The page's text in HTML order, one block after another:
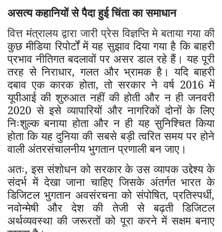
असत्य कहानियों से पैदा हुई चिंता का समाधान
वित्त मंत्रालय द्वारा जारी प्रेस विज्ञप्ति मे बताया गया की
कुछ मीडिया रिपोर्टों में यह सुझाव दिया गया है कि बाहरी
प्रभाव नीतिगत बदलावों पर असर डाल रहे हैं। यह पूरी
तरह से निराधार,गलत और भ्रामक है। यदि बाहरी
दबाव एक कारक होता,तो सरकार ने वर्ष 2016में
यूपीआई की शुरुआत नहीं की होती और न ही जनवरी
2020से इसे व्यापारियों और नागरिकों दोनों के लिए
निःशुल्क बनाया होता और न ही यह सुनिश्चित किया
होता कि यह दुनिया की सबसे बड़ी त्वरित समय पर होने
वाली अंतरसंचालनीय भुगतान प्रणाली बन जाए।
अतः,इस संशोधन को सरकार के उस व्यापक उद्देश्य के
संदर्भ में देखा जाना चाहिए जिसके अंतर्गत भारत के
डिजिटल भुगतान अवसंरचना को संपोषित,प्रतिस्पर्धी,
नवोन्मेषी और देश की तेजी से बढ़ती डिजिटल
अर्थव्यवस्था की जरूरतों को पूरा करने में सक्षम बनाए